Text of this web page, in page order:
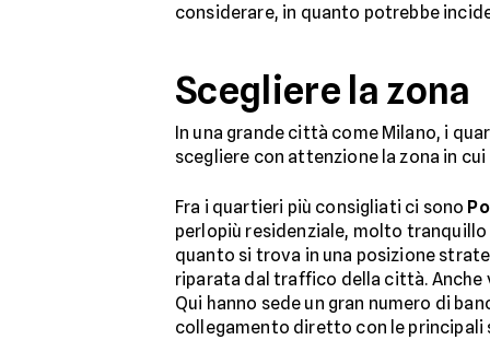
considerare, in quanto potrebbe
Scegliere la zona
In una grande città come Milano, i
scegliere con attenzione la zona in
Fra i quartieri più consigliati ci sono
perlopiù residenziale, molto
quanto si trova in una posizione
riparata dal traffico della città. Anche
Qui hanno sede un gran numero di
collegamento diretto con le